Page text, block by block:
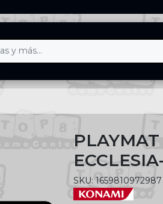
SKU: 1659810972987